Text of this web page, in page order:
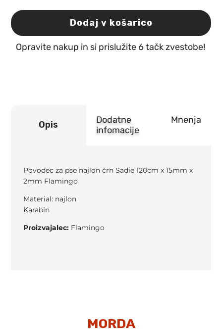
pse
najlon
črn
Sadie
120cm
Dodaj v košarico
Opravite nakup in si prislužite 6 tačk zvestobe!
Opis
Dodatne
infomacije
Mnenja
Povodec za pse najlon črn Sadie 120cm x 15mm x
2mm Flamingo
Material: najlon
Karabin
Proizvajalec: Flamingo
MORDA